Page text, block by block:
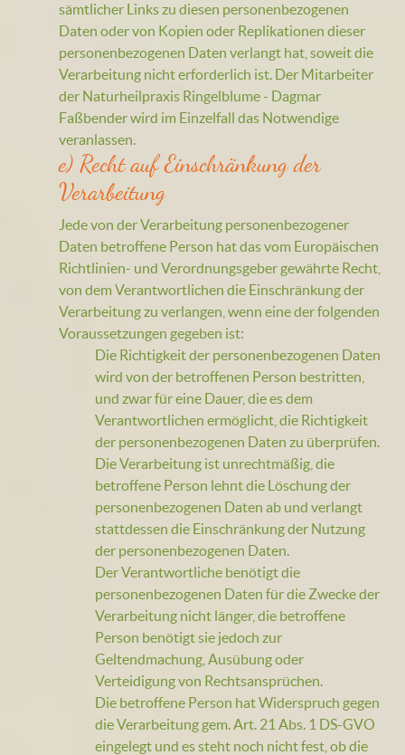
sämtlicher Links zu diesen personenbezogenen
Daten oder von Kopien oder Replikationen dieser
personenbezogenen Daten verlangt hat, soweit die
Verarbeitung nicht erforderlich ist. Der Mitarbeiter
der Naturheilpraxis Ringelblume - Dagmar
Faßbender wird im Einzelfall das Notwendige
veranlassen.
e) Recht auf Einschränkung der
Verarbeitung
Jede von der Verarbeitung personenbezogener
Daten betroffene Person hat das vom Europäischen
Richtlinien- und Verordnungsgeber gewährte Recht,
von dem Verantwortlichen die Einschränkung der
Verarbeitung zu verlangen, wenn eine der folgenden
Voraussetzungen gegeben ist:
Die Richtigkeit der personenbezogenen Daten
wird von der betroffenen Person bestritten,
und zwar für eine Dauer, die es dem
Verantwortlichen ermöglicht, die Richtigkeit
der personenbezogenen Daten zu überprüfen.
Die Verarbeitung ist unrechtmäßig, die
betroffene Person lehnt die Löschung der
personenbezogenen Daten ab und verlangt
stattdessen die Einschränkung der Nutzung
der personenbezogenen Daten.
Der Verantwortliche benötigt die
personenbezogenen Daten für die Zwecke der
Verarbeitung nicht länger, die betroffene
Person benötigt sie jedoch zur
Geltendmachung, Ausübung oder
Verteidigung von Rechtsansprüchen.
Die betroffene Person hat Widerspruch gegen
die Verarbeitung gem. Art. 21 Abs. 1 DS-GVO
eingelegt und es steht noch nicht fest, ob die